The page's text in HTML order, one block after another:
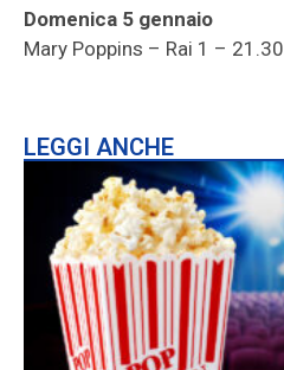
Domenica 5 gennaio
Mary Poppins – Rai 1 – 21.30
LEGGI ANCHE